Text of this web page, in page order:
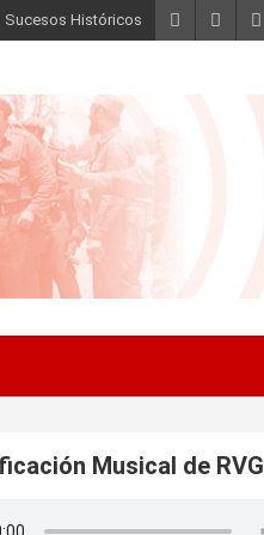
Sucesos Históricos
Musical de RVG